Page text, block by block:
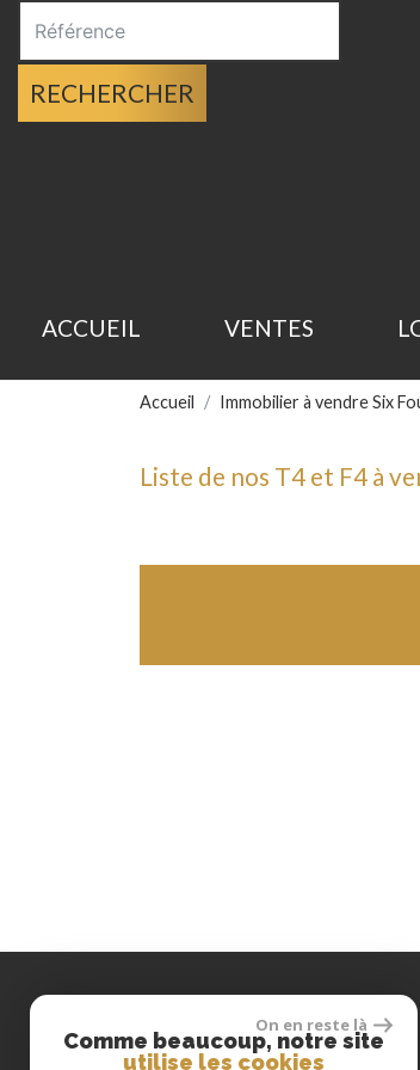
RECHERCHER
ACCUEIL VENTES
Accueil Immobilier à vendre Six
Liste de nos T4 et F4 à
On en reste là
Comme beaucoup, notre site
utilise les cookies